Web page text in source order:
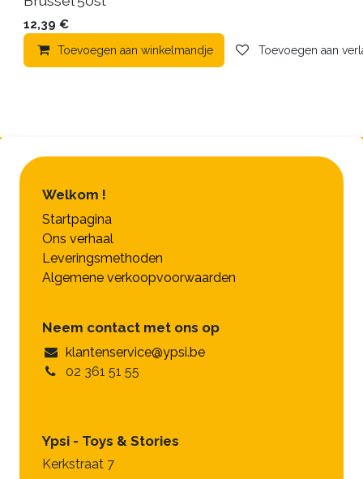
12,39 €
Toevoegen aan winkelmandje Toevoegen aan
Welkom !
Startpagina
Ons verhaal
Leveringsmethoden
Algemene verkoopvoorwaarden
Neem contact met ons op
klantenservice@ypsi.be
02 361 51 55
Ypsi - Toys & Stories
Kerkstraat 7